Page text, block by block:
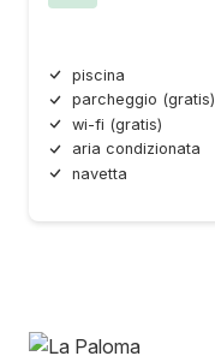
piscina
parcheggio (gratis)
wi-fi (gratis)
aria condizionata
navetta